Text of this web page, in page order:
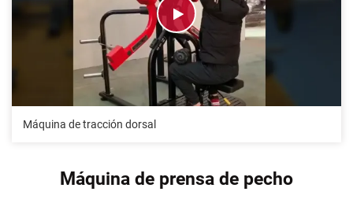
Máquina de tracción dorsal
Máquina de prensa de pecho